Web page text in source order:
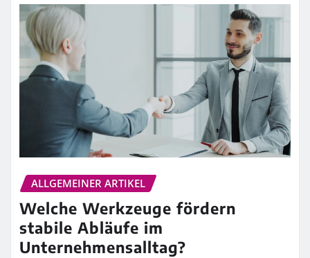
ALLGEMEINER ARTIKEL
Welche Werkzeuge fördern
stabile Abläufe im
Unternehmensalltag?